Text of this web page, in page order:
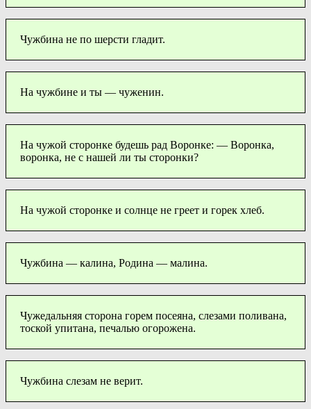
Чужбина не по шерсти гладит.
На чужбине и ты — чуженин.
На чужой сторонке будешь рад Воронке: — Воронка,
воронка, не с нашей ли ты сторонки?
На чужой сторонке и солнце не греет и горек хлеб.
Чужбина — калина, Родина — малина.
Чужедальняя сторона горем посеяна, слезами поливана,
тоской упитана, печалью огорожена.
Чужбина слезам не верит.